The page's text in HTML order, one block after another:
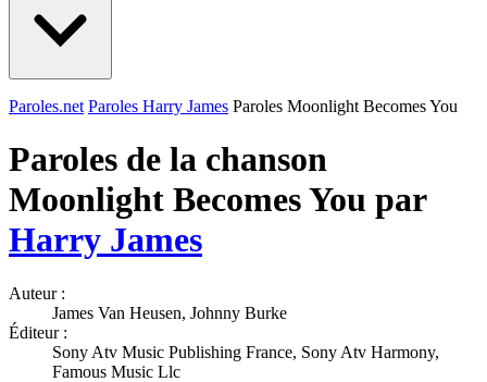
Paroles.net Paroles Harry James Paroles Moonlight Becomes You
Paroles de la chanson
Moonlight Becomes You par
Harry James
Auteur :
James Van Heusen, Johnny Burke
Éditeur :
Sony Atv Music Publishing France, Sony Atv Harmony,
Famous Music Llc